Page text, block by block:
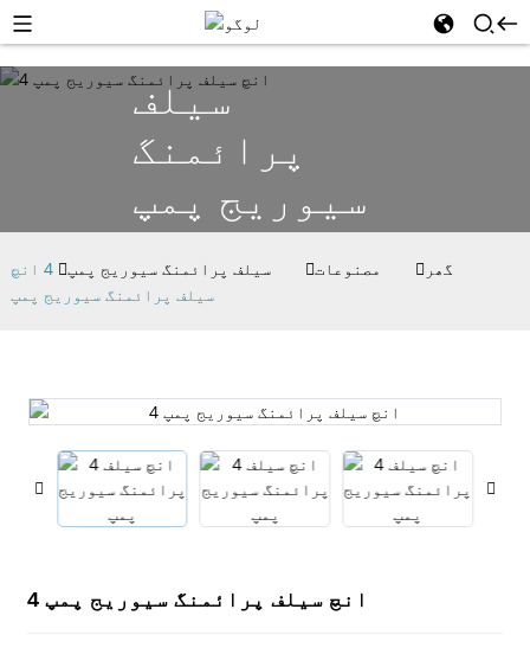
سیلف
پرائمنگ
سیوریج پمپ
گھر مصنوعات سیلف پرائمنگ سیوریج پمپ
4 انچ
سیلف پرائمنگ سیوریج پمپ
4 انچ سیلف پرائمنگ سیوریج پمپ